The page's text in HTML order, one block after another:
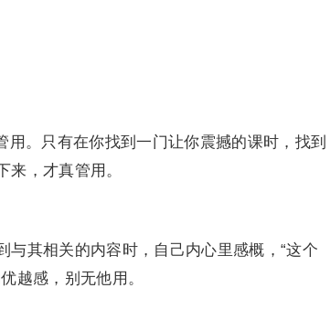
。只有在你找到一门让你震撼的课时，找到
，才真管用。
其相关的内容时，自己内心里感概，“这个
越感，别无他用。